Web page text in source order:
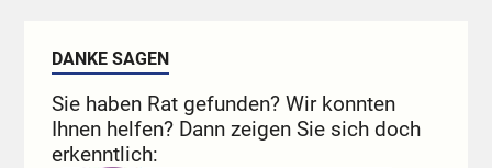
DANKE SAGEN
Sie haben Rat gefunden? Wir konnten
Ihnen helfen? Dann zeigen Sie sich doch
erkenntlich: